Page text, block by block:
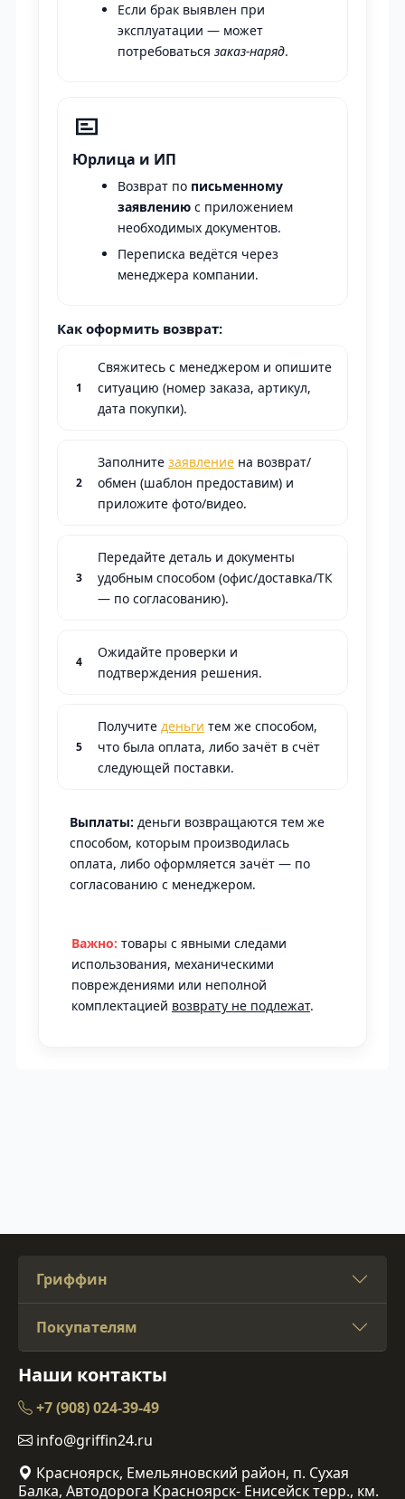
Если брак выявлен при
эксплуатации — может
потребоваться заказ-наряд.
Юрлица и ИП
Возврат по письменному
заявлению с приложением
необходимых документов.
Переписка ведётся через
менеджера компании.
Как оформить возврат:
Свяжитесь с менеджером и опишите
ситуацию (номер заказа, артикул,
дата покупки).
Заполните заявление на возврат/
обмен (шаблон предоставим) и
приложите фото/видео.
Передайте деталь и документы
удобным способом (офис/доставка/ТК
— по согласованию).
Ожидайте проверки и
подтверждения решения.
Получите деньги тем же способом,
что была оплата, либо зачёт в счёт
следующей поставки.
Выплаты: деньги возвращаются тем же
способом, которым производилась
оплата, либо оформляется зачёт — по
согласованию с менеджером.
Важно: товары с явными следами
использования, механическими
повреждениями или неполной
комплектацией возврату не подлежат.
Гриффин
Покупателям
Наши контакты
+7 (908) 024-39-49
info@griffin24.ru
Красноярск, Емельяновский район, п. Сухая
Балка, Автодорога Красноярск- Енисейск терр., км.